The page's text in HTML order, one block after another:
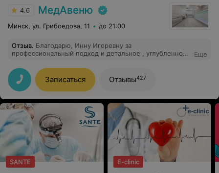
4.6 МедАвеню
Минск, ул. Грибоедова, 11 до 21:00
Отзыв. Благодарю, Инну Игоревну за
профессиональный подход и детальное , углубленное
внимательная и приятная в общении . Рекомендую
данного врача и желаю Инне Игоревне успехов в
профессии и благодарных пациентов.
Еще
Записаться Отзывы427
SANTE
E-clinic